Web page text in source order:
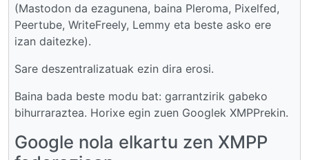
(Mastodon da ezagunena, baina Pleroma, Pixelfed,
Peertube, WriteFreely, Lemmy eta beste asko ere
izan daitezke).
Sare deszentralizatuak ezin dira erosi.
Baina bada beste modu bat: garrantzirik gabeko
bihurraraztea. Horixe egin zuen Googlek XMPPrekin.
Google nola elkartu zen XMPP